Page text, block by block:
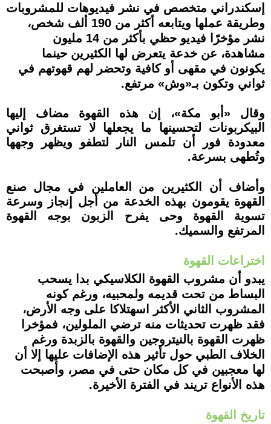
إسكندراني متخصص في نشر فيديوهات للمشروبات
وطريقة عملها ويتابعه أكثر من 190 ألف شخص،
نشر مؤخرًا فيديو حظي بأكثر من 14 مليون
مشاهدة، عن خدعة يتعرض لها الكثيرين حينما
يكونون في مقهى أو كافية وتحضر لهم قهوتهم في
ثواني وتكون بـ«وش» مرتفع.
وقال «أبو مكة»، إن هذه القهوة مضاف إليها
البيكربونات لتحسينها ما يجعلها لا تستغرق ثواني
معدودة فور أن تلمس النار لتطفو ويظهر وجهها
وتُطهى بسرعة.
وأضاف أن الكثيرين من العاملين في مجال صنع
القهوة يقومون بهذه الخدعة من أجل إنجاز وسرعة
تسوية القهوة وحى يفرح الزبون بوجه القهوة
المرتفع والسميك.
اختراعات القهوة
يبدو أن مشروب القهوة الكلاسيكي بدا يسحب
البساط من تحت قديمه ولمحبيه، ورغم كونه
المشروب الثاني الأكثر اسهتلاكا على وجه الأرض،
فقد ظهرت تحديثات منه ترضي الملولين، فمؤخرا
ظهرت القهوة بالنيتروجين والقهوة بالزبدة ورغم
الخلاف الطبي حول تأثير هذه الإضافات عليها إلا أن
لها معجبين في كل مكان حتى في مصر، وأصبحت
هذه الأنواع تريند في الفترة الأخيرة.
تاريخ القهوة